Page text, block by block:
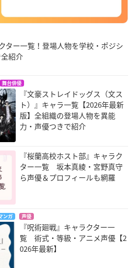
ター一覧！登場人物を学校・ポジシ
紹介
舞台俳優
『文豪ストレイドッグス（文ス
ト）』キャラ一覧【2026年最新
版】全組織の登場人物を異能
力・声優つきで紹介
『桜蘭高校ホスト部』キャラク
ター一覧 坂本真綾・宮野真守
ら声優＆プロフィールも網羅
ンガ 声優
『呪術廻戦』キャラクター一
覧 術式・等級・アニメ声優【2
026年最新】